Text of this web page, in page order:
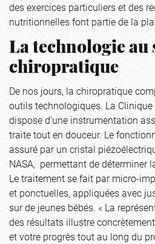
des exercices particuliers et des
nutritionnelles font partie de la
La technologie au
chiropratique
De nos jours, la chiropratique
outils technologiques. La
dispose d’une instrumentation
traite tout en douceur. Le
assuré par un cristal
NASA, permettant de déterminer
Le traitement se fait par micro-
et ponctuelles, appliquées avec
sur de jeunes bébés. « La
des résultats illustre
et votre progrès tout au long du